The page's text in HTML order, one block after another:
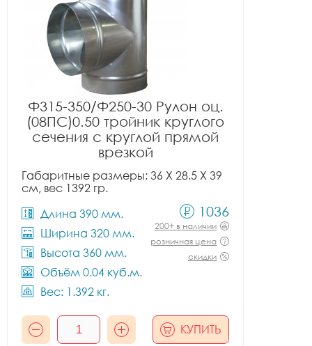
Ф315-350/Ф250-30 Рулон оц.
(08ПС)0.50 тройник круглого
сечения с круглой прямой
врезкой
Габаритные размеры: 36 X 28.5 X 39
см, вес 1392 гр.
Длина 390 мм.
Ширина 320 мм.
Высота 360 мм.
Объём 0.04 куб.м.
Вес: 1.392 кг.
1036
200+ в наличии
розничная цена
скидки
КУПИТЬ